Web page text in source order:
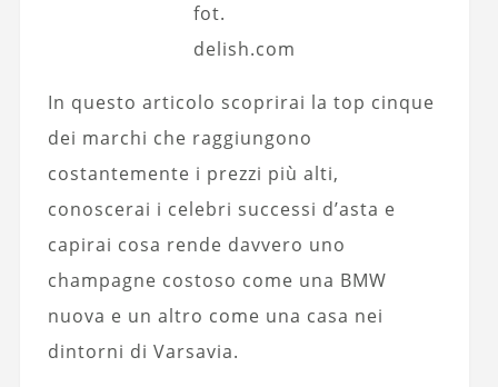
fot.
delish.com
In questo articolo scoprirai la top cinque
dei marchi che raggiungono
costantemente i prezzi più alti,
conoscerai i celebri successi d’asta e
capirai cosa rende davvero uno
champagne costoso come una BMW
nuova e un altro come una casa nei
dintorni di Varsavia.